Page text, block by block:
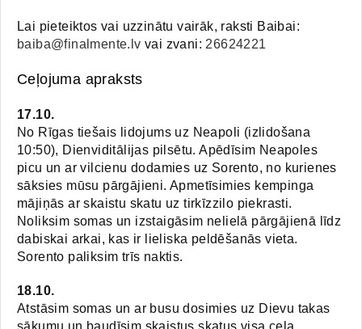
Lai pieteiktos vai uzzinātu vairāk, raksti Baibai:
baiba@finalmente.lv vai zvani: 26624221
Ceļojuma apraksts
17.10.
No Rīgas tiešais lidojums uz Neapoli (izlidošana
10:50), Dienviditālijas pilsētu. Apēdīsim Neapoles
picu un ar vilcienu dodamies uz Sorento, no kurienes
sāksies mūsu pārgājieni. Apmetīsimies kempinga
mājiņās ar skaistu skatu uz tirkīzzilo piekrasti.
Noliksim somas un izstaigāsim nelielā pārgājienā līdz
dabiskai arkai, kas ir lieliska peldēšanās vieta.
Sorento paliksim trīs naktis.
18.10.
Atstāsim somas un ar busu dosimies uz Dievu takas
sākumu un baudīsim skaistus skatus visa ceļa